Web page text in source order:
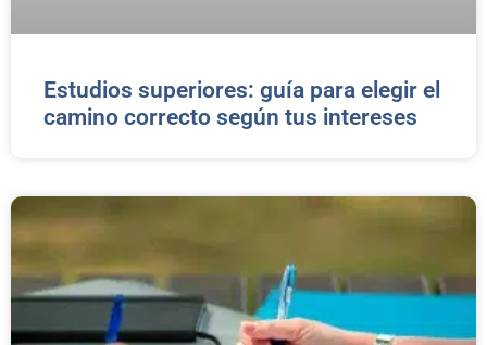
Estudios superiores: guía para elegir el
camino correcto según tus intereses